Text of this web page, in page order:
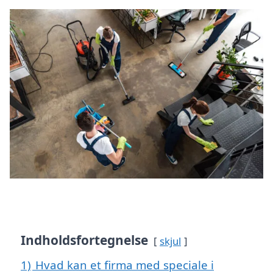
Indholdsfortegnelse skjul
1) Hvad kan et firma med speciale i